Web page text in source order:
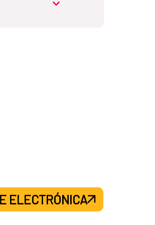
abrir.desplegable
ELECTRÓNICA